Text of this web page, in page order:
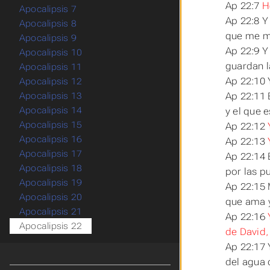
Ap 22:7
Ap 22:8
que me
Ap 22:9
guardan
Ap 22:10
Ap 22:11
y el que
Ap 22:12
Ap 22:13
Ap 22:14
por las
Ap 22:15
que ama
Ap 22:16
de
Ap 22:17
del agua
Apocalipsis 7
Apocalipsis 8
Apocalipsis 9
Apocalipsis 10
Apocalipsis 11
Apocalipsis 12
Apocalipsis 13
Apocalipsis 14
Apocalipsis 15
Apocalipsis 16
Apocalipsis 17
Apocalipsis 18
Apocalipsis 19
Apocalipsis 20
Apocalipsis 21
Apocalipsis 22